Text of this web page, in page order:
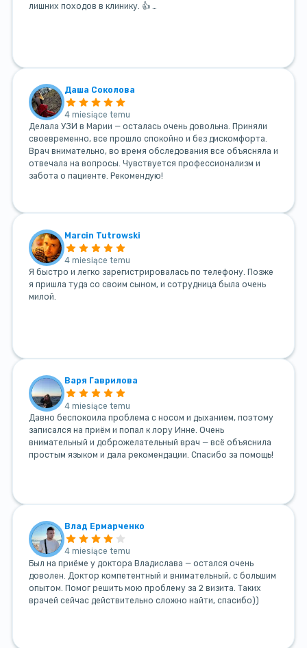
лишних походов в клинику. 👍 …
Даша Соколова
4 miesiące temu
Делала УЗИ в Марии — осталась очень довольна. Приняли
своевременно, все прошло спокойно и без дискомфорта.
Врач внимательно, во время обследования все объясняла и
отвечала на вопросы. Чувствуется профессионализм и
забота о пациенте. Рекомендую!
Marcin Tutrowski
4 miesiące temu
Я быстро и легко зарегистрировалась по телефону. Позже
я пришла туда со своим сыном, и сотрудница была очень
милой.
Варя Гаврилова
4 miesiące temu
Давно беспокоила проблема с носом и дыханием, поэтому
записался на приём и попал к лору Инне. Очень
внимательный и доброжелательный врач — всё объяснила
простым языком и дала рекомендации. Спасибо за помощь!
Влад Ермарченко
4 miesiące temu
Был на приёме у доктора Владислава — остался очень
доволен. Доктор компетентный и внимательный, с большим
опытом. Помог решить мою проблему за 2 визита. Таких
врачей сейчас действительно сложно найти, спасибо))